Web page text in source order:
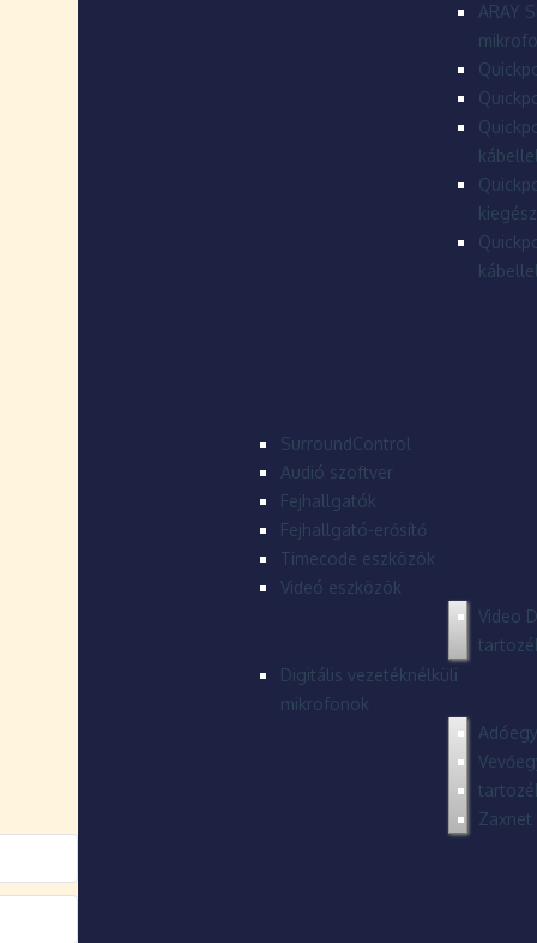
ARAY
kábellel
kábellel
SurroundControl
Audió szoftver
Fejhallgatók
Fejhallgató-erősítő
Timecode eszközök
Videó eszközök
Video
Digitális vezetéknélküli
mikrofonok
Zaxnet